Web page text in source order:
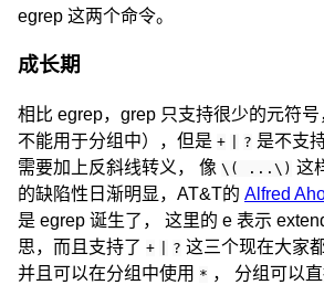
egrep 这两个命令。
成长期
相比 egrep，grep 只支持很少的元符号
不能用于分组中），但是 + ? 是不支
需要加上反斜线转义， 像 \( ...\) 这
的缺陷性日渐明显，AT&T的 Alfred
是 egrep 诞生了， 这里的 e 表示
思，而且支持了 + ? 这三个现在大家
并且可以在分组中使用 * ， 分组可以